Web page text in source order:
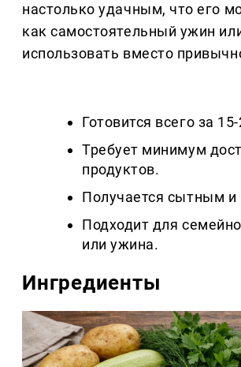
настолько удачным, что его
как самостоятельный ужин
использовать вместо
Готовится всего за
Требует минимум
продуктов.
Получается сытным
Подходит для
или ужина.
Ингредиенты